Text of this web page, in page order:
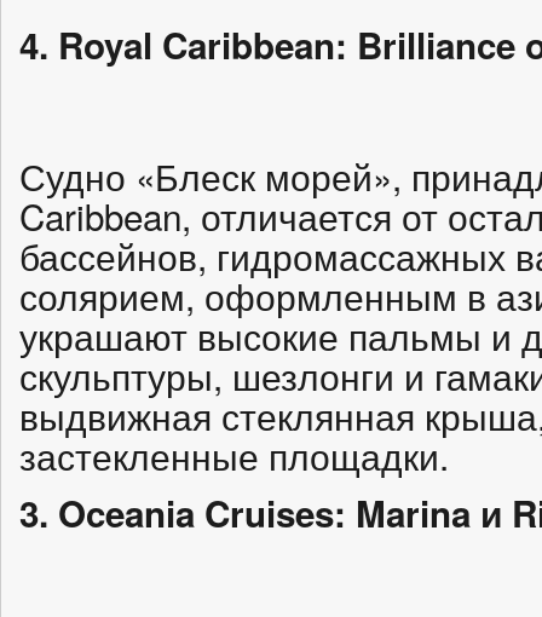
4. Royal Caribbean: Brilliance
Судно «Блеск морей»,
Caribbean, отличается от
бассейнов, гидромассажных
солярием, оформленным в
украшают высокие пальмы и
скульптуры, шезлонги и
выдвижная стеклянная
застекленные площадки.
3. Oceania Cruises: Marina и